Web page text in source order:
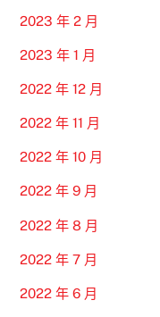
2023 年 2 月
2023 年 1 月
2022 年 12 月
2022 年 11 月
2022 年 10 月
2022 年 9 月
2022 年 8 月
2022 年 7 月
2022 年 6 月